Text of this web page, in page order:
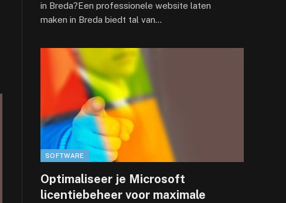
in Breda?Een professionele website laten
maken in Breda biedt tal van…
SOFTWARE
Optimaliseer je Microsoft
licentiebeheer voor maximale